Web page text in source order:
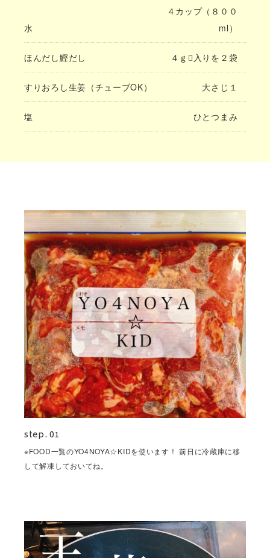
水
４カップ（８００
ml）
ほんだし鰹だし ４ｇ入りを２袋
すりおろし生姜（チューブOK） 大さじ１
塩 ひとつまみ
step. 01
※FOOD一覧のYO4NOYA☆KIDを使います！ 前日に冷蔵庫に移
して解凍しておいてね。